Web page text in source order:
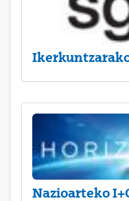
Nazioarteko